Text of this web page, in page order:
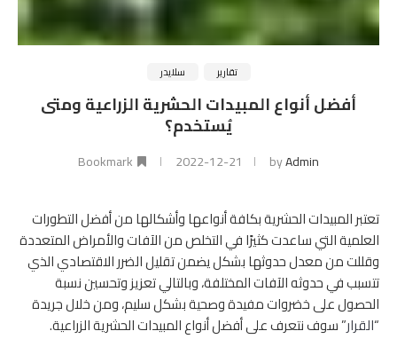
تقارير سلايدر
أفضل أنواع المبيدات الحشرية الزراعية ومتى
يُستخدم؟
byAdmin
2022-12-21
Bookmark
تعتبر المبيدات الحشرية بكافة أنواعها وأشكالها من أفضل التطورات
العلمية التي ساعدت كثيرًا في التخلص من الآفات والأمراض المتعددة
وقللت من معدل حدوثها بشكل يضمن تقليل الضرر الاقتصادي الذي
تتسبب في حدوثه الآفات المختلفة، وبالتالي تعزيز وتحسين نسبة
الحصول على خضروات مفيدة وصحية بشكل سليم، ومن خلال جريدة
“القرار” سوف نتعرف علىأفضل أنواع المبيدات الحشرية الزراعية.